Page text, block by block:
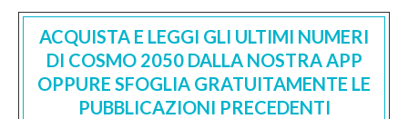
ACQUISTA E LEGGI GLI ULTIMI NUMERI
DI COSMO 2050 DALLA NOSTRA APP
OPPURE SFOGLIA GRATUITAMENTE LE
PUBBLICAZIONI PRECEDENTI